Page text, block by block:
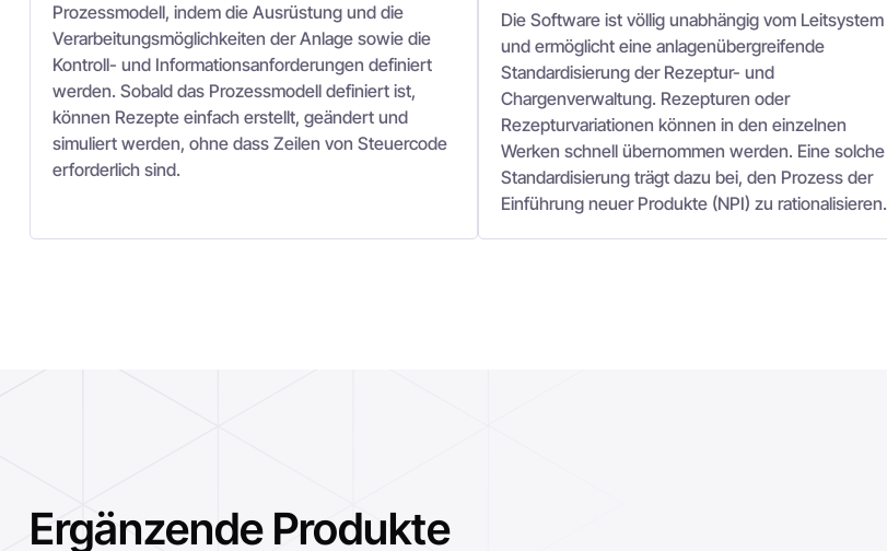
Prozessmodell, indem die Ausrüstung und die
Verarbeitungsmöglichkeiten der Anlage sowie die
Kontroll- und Informationsanforderungen definiert
werden. Sobald das Prozessmodell definiert ist,
können Rezepte einfach erstellt, geändert und
simuliert werden, ohne dass Zeilen von Steuercode
erforderlich sind.
Die Software ist völlig unabhängig vom Leitsystem
und ermöglicht eine anlagenübergreifende
Standardisierung der Rezeptur- und
Chargenverwaltung. Rezepturen oder
Rezepturvariationen können in den einzelnen
Werken schnell übernommen werden. Eine solche
Standardisierung trägt dazu bei, den Prozess der
Einführung neuer Produkte (NPI) zu rationalisieren.
Ergänzende Produkte